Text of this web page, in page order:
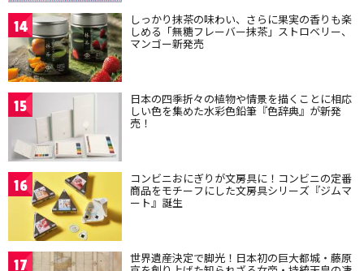
14 しっかり抹茶の味わい、さらに果実の香りも楽
しめる「無糖フレーバー抹茶」ストロベリー、
マンゴー新発売
15 日本の四季折々の植物や情景を描くことに相応
しい色を集めた水彩色鉛筆『色辞典』が新発
売！
16 コンビニおにぎりが文房具に！コンビニの定番
商品をモチーフにした文房具シリーズ『ジムマ
ート』誕生
17 世界遺産決定で脚光！日本初の巨大都城・藤原